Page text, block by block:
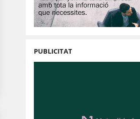
PUBLICITAT